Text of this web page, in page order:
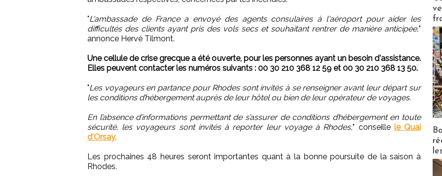
"L'ambassade de France a envoyé des agents consulaires à l'aéroport pour aider les
difficultés des clients ayant pris des vols secs et souhaitant rentrer de manière anticipée,"
annonce Hervé Tilmont.
Une cellule de crise grecque a été ouverte, pour les personnes ayant un besoin d'assistance.
Elles peuvent contacter les numéros suivants : 00 30 210 368 12 59 et 00 30 210 368 13 50.
"Les voyageurs en partance pour Rhodes sont invités à se renseigner avant leur départ sur
les conditions d’hébergement auprès de leur hôtel ou bien de leur opérateur de voyages.
En l’absence d’informations permettant de s’assurer de conditions d’hébergement en toute
sécurité, les voyageurs sont invités à reporter leur voyage à Rhodes," conseille le Quai
d'Orsay.
Les prochaines 48 heures seront importantes quant à la bonne poursuite de la saison à
Rhodes.